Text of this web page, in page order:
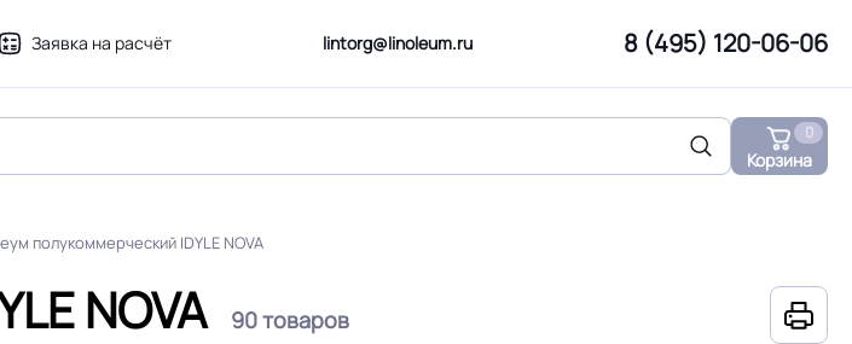
Заявка на расчёт lintorg@linoleum.ru 8 (495) 120-06-06
Корзина
0
полукоммерческий IDYLE NOVA
NOVA 90 товаров